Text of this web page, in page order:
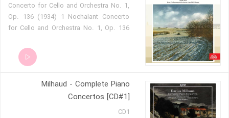
Concerto for Cello and Orchestra No. 1,
Op. 136 (1934) 1 Nochalant Concerto
for Cello and Orchestra No. 1, Op. 136
Orchestra No. 1, Op. 136 (1934) 5
Tendre Concerto for Cello and
Concerto for Cello and Orchestra No. 2,
Op. 255 (1945) 4 Gai Concerto for Cello
Milhaud - Complete Piano
Concertos [CD#1]
CD1